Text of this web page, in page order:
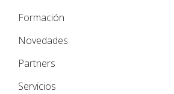
Formación
Novedades
Partners
Servicios